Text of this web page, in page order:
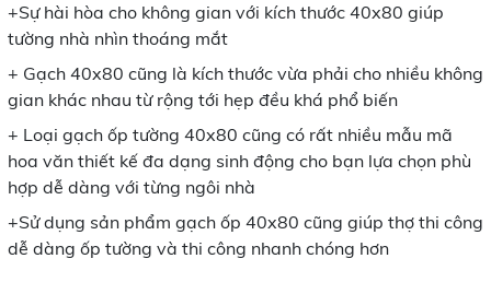
+Sự hài hòa cho không gian với kích thước 40x80 giúp
tường nhà nhìn thoáng mắt
+ Gạch 40x80 cũng là kích thước vừa phải cho nhiều không
gian khác nhau từ rộng tới hẹp đều khá phổ biến
+ Loại gạch ốp tường 40x80 cũng có rất nhiều mẫu mã
hoa văn thiết kế đa dạng sinh động cho bạn lựa chọn phù
hợp dễ dàng với từng ngôi nhà
+Sử dụng sản phẩm gạch ốp 40x80 cũng giúp thợ thi công
dễ dàng ốp tường và thi công nhanh chóng hơn